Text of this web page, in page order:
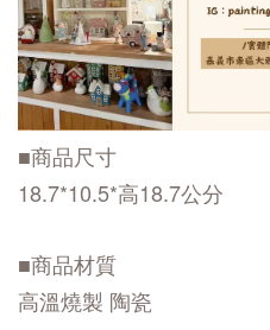
■商品尺寸
18.7*10.5*高18.7公分
■商品材質
高溫燒製 陶瓷